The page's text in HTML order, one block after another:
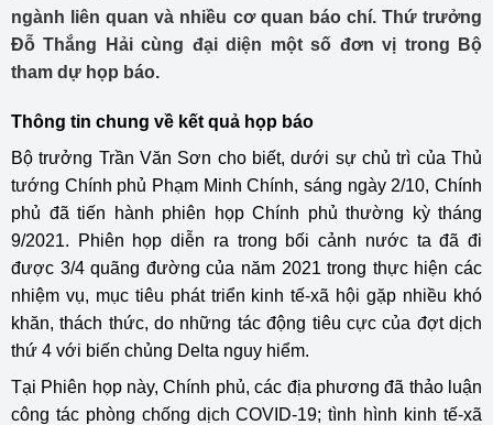
ngành liên quan và nhiều cơ quan báo chí. Thứ trưởng
Đỗ Thắng Hải cùng đại diện một số đơn vị trong Bộ
tham dự họp báo.
Thông tin chung về kết quả họp báo
Bộ trưởng Trần Văn Sơn cho biết, dưới sự chủ trì của Thủ
tướng Chính phủ Phạm Minh Chính, sáng ngày 2/10, Chính
phủ đã tiến hành phiên họp Chính phủ thường kỳ tháng
9/2021. Phiên họp diễn ra trong bối cảnh nước ta đã đi
được 3/4 quãng đường của năm 2021 trong thực hiện các
nhiệm vụ, mục tiêu phát triển kinh tế-xã hội gặp nhiều khó
khăn, thách thức, do những tác động tiêu cực của đợt dịch
thứ 4 với biến chủng Delta nguy hiểm.
Tại Phiên họp này, Chính phủ, các địa phương đã thảo luận
công tác phòng chống dịch COVID-19; tình hình kinh tế-xã